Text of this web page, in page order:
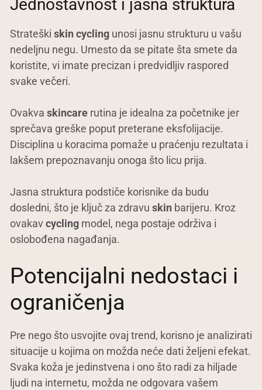
Jednostavnost i jasna struktura
Strateški skin cycling unosi jasnu strukturu u vašu
nedeljnu negu. Umesto da se pitate šta smete da
koristite, vi imate precizan i predvidljiv raspored
svake večeri.
Ovakva skincare rutina je idealna za početnike jer
sprečava greške poput preterane eksfolijacije.
Disciplina u koracima pomaže u praćenju rezultata i
lakšem prepoznavanju onoga što licu prija.
Jasna struktura podstiče korisnike da budu
dosledni, što je ključ za zdravu skin barijeru. Kroz
ovakavcycling model, nega postaje održiva i
oslobođena nagađanja.
Potencijalni nedostaci i
ograničenja
Pre nego što usvojite ovaj trend, korisno je analizirati
situacije u kojima on možda neće dati željeni efekat.
Svaka koža je jedinstvena i ono što radi za hiljade
ljudi na internetu, možda ne odgovara vašem